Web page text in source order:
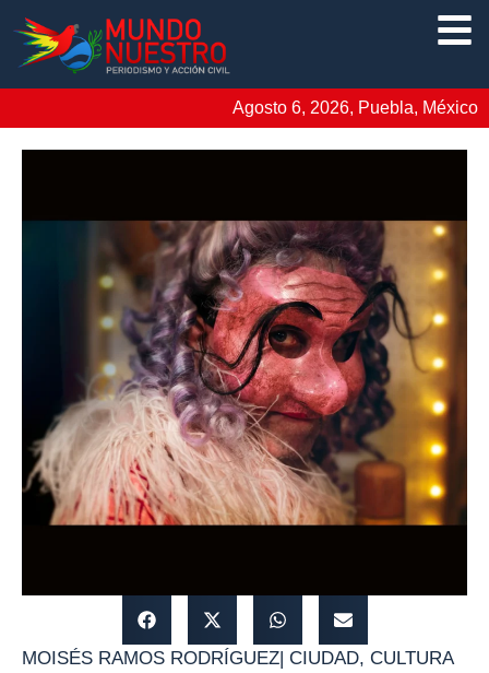
Agosto 6, 2026, Puebla, México
MOISÉS RAMOS RODRÍGUEZ| CIUDAD, CULTURA